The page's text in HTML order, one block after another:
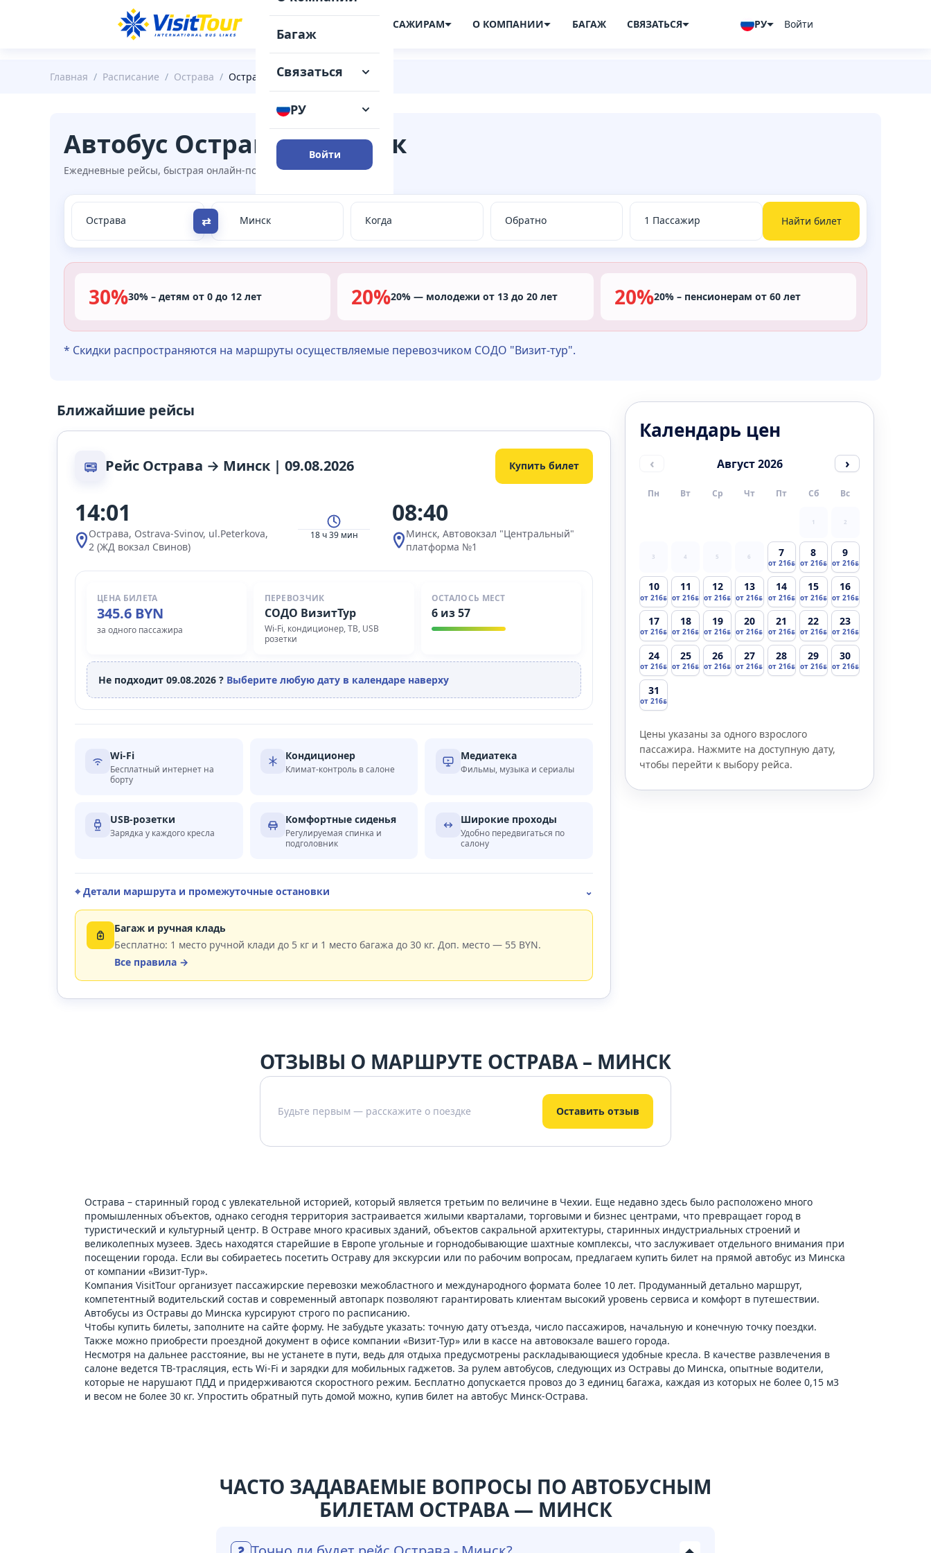
Багаж
Связаться
РУ
Войти
ПАССАЖИРАМ О КОМПАНИИ БАГАЖ СВЯЗАТЬСЯ РУ Войти
Главная / Расписание / Острава / Острава - Минск
Автобус Острава → Минск
Ежедневные рейсы, быстрая онлайн-покупка, удобные места.
⇄ Найти билет
30%30% – детям от 0 до 12 лет 20%20% — молодежи от 13 до 20 лет 20%20% – пенсионерам от 60 лет
* Скидки распространяются на маршруты осуществляемые перевозчиком СОДО "Визит-тур".
Ближайшие рейсы
Рейс Острава → Минск | 09.08.2026 Купить билет
14:01
Острава, Ostrava-Svinov, ul.Peterkova,
2 (ЖД вокзал Свинов)
18 ч 39 мин
08:40
Минск, Автовокзал "Центральный"
платформа №1
ЦЕНА БИЛЕТА
345.6 BYN
за одного пассажира
ПЕРЕВОЗЧИК
СОДО ВизитТур
Wi‑Fi, кондиционер, ТВ, USB
розетки
ОСТАЛОСЬ МЕСТ
6 из 57
Не подходит 09.08.2026 ? Выберите любую дату в календаре наверху
Wi‑Fi
Бесплатный интернет на
борту
Кондиционер
Климат-контроль в салоне
Медиатека
Фильмы, музыка и сериалы
USB-розетки
Зарядка у каждого кресла
Комфортные сиденья
Регулируемая спинка и
подголовник
Широкие проходы
Удобно передвигаться по
салону
⌖ Детали маршрута и промежуточные остановки ⌄
Багаж и ручная кладь
Бесплатно: 1 место ручной клади до 5 кг и 1 место багажа до 30 кг. Доп. место — 55 BYN.
Все правила →
Календарь цен
‹ Август 2026 ›
Пн Вт Ср Чт Пт Сб Вс
1 2
3 4 5 6 7
от 216
8
от 216
9
от 216
10
от 216
11
от 216
12
от 216
13
от 216
14
от 216
15
от 216
16
от 216
17
от 216
18
от 216
19
от 216
20
от 216
21
от 216
22
от 216
23
от 216
24
от 216
25
от 216
26
от 216
27
от 216
28
от 216
29
от 216
30
от 216
31
от 216
Цены указаны за одного взрослого
пассажира. Нажмите на доступную дату,
чтобы перейти к выбору рейса.
ОТЗЫВЫ О МАРШРУТЕ ОСТРАВА – МИНСК
Будьте первым — расскажите о поездке Оставить отзыв
Острава – старинный город с увлекательной историей, который является третьим по величине в Чехии. Еще недавно здесь было расположено много
промышленных объектов, однако сегодня территория застраивается жилыми кварталами, торговыми и бизнес центрами, что превращает город в
туристический и культурный центр. В Остраве много красивых зданий, объектов сакральной архитектуры, старинных индустриальных строений и
великолепных музеев. Здесь находятся старейшие в Европе угольные и горнодобывающие шахтные комплексы, что заслуживает отдельного внимания при
посещении города. Если вы собираетесь посетить Остраву для экскурсии или по рабочим вопросам, предлагаем купить билет на прямой автобус из Минска
от компании «Визит-Тур».
Компания VisitTour организует пассажирские перевозки межобластного и международного формата более 10 лет. Продуманный детально маршрут,
компетентный водительский состав и современный автопарк позволяют гарантировать клиентам высокий уровень сервиса и комфорт в путешествии.
Автобусы из Остравы до Минска курсируют строго по расписанию.
Чтобы купить билеты, заполните на сайте форму. Не забудьте указать: точную дату отъезда, число пассажиров, начальную и конечную точку поездки.
Также можно приобрести проездной документ в офисе компании «Визит-Тур» или в кассе на автовокзале вашего города.
Несмотря на дальнее расстояние, вы не устанете в пути, ведь для отдыха предусмотрены раскладывающиеся удобные кресла. В качестве развлечения в
салоне ведется ТВ-трасляция, есть Wi-Fi и зарядки для мобильных гаджетов. За рулем автобусов, следующих из Остравы до Минска, опытные водители,
которые не нарушают ПДД и придерживаются скоростного режим. Бесплатно допускается провоз до 3 единиц багажа, каждая из которых не более 0,15 м3
и весом не более 30 кг. Упростить обратный путь домой можно, купив билет на автобус Минск-Острава.
ЧАСТО ЗАДАВАЕМЫЕ ВОПРОСЫ ПО АВТОБУСНЫМ
БИЛЕТАМ ОСТРАВА — МИНСК